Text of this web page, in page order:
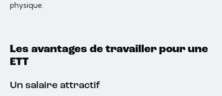
physique.
Les avantages de travailler pour une
ETT
Un salaire attractif